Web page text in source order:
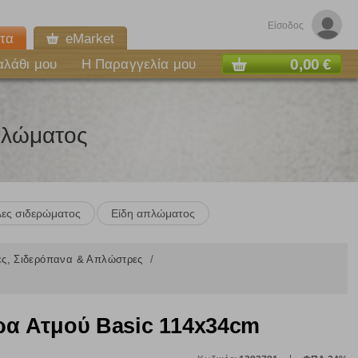
Είσοδος
eMarket
μου Η Παραγγελία μου 0,00 €
σιδερώματος Είδη απλώματος
Σιδερόπανα & Απλώστρες
Ατμού Basic 114x34cm